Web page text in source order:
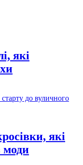
які
до вуличного
які
моди